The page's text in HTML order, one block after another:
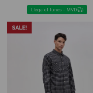
Llega el lunes - MVD